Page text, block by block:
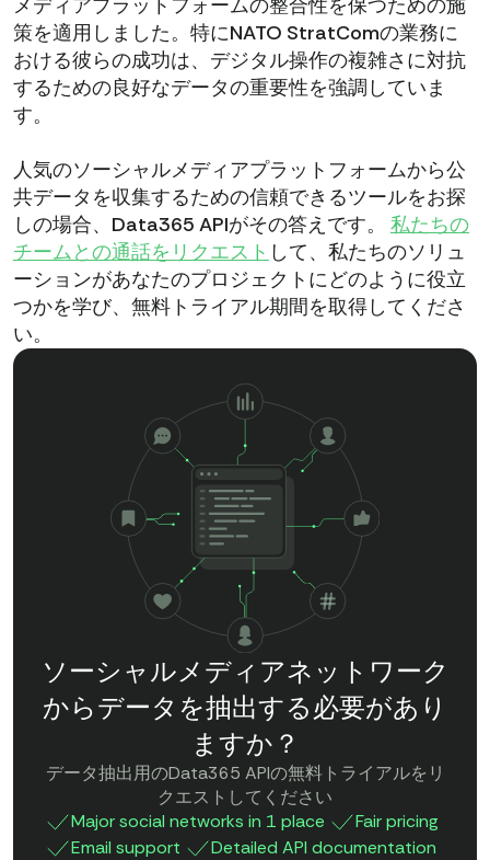
メディアプラットフォームの整合性を保つための施
策を適用しました。特にNATO StratComの業務に
おける彼らの成功は、デジタル操作の複雑さに対抗
するための良好なデータの重要性を強調していま
す。
人気のソーシャルメディアプラットフォームから公
共データを収集するための信頼できるツールをお探
しの場合、Data365 APIがその答えです。 私たちの
チームとの通話をリクエスト して、私たちのソリュ
ーションがあなたのプロジェクトにどのように役立
つかを学び、無料トライアル期間を取得してくださ
い。
ソーシャルメディアネットワーク
からデータを抽出する必要があり
ますか？
データ抽出用のData365 APIの無料トライアルをリ
クエストしてください
Major social networks in 1 place
Fair pricing
Email support
Detailed API documentation